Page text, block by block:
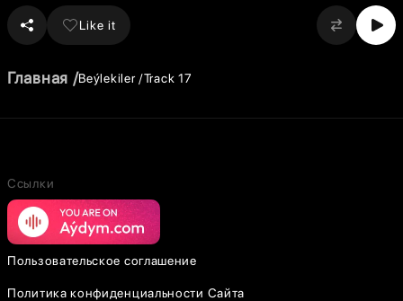
Like it
Главная Beýlekiler Track 17
Ссылки
Пользовательское соглашение
Политика конфиденциальности Сайта